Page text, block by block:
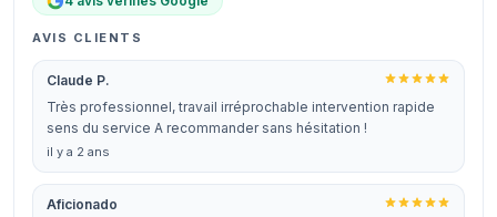
AVIS CLIENTS
Claude P.
Très professionnel, travail irréprochable intervention rapide
sens du service A recommander sans hésitation !
il y a 2 ans
Aficionado